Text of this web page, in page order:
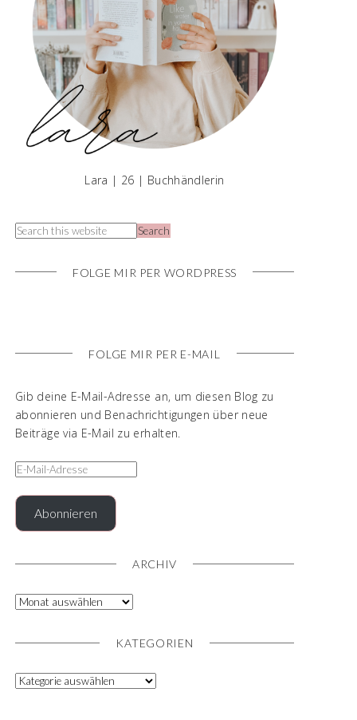
Lara | 26 | Buchhändlerin
FOLGE MIR PER WORDPRESS
FOLGE MIR PER E-MAIL
Gib deine E-Mail-Adresse an, um diesen Blog zu
abonnieren und Benachrichtigungen über neue
Beiträge via E-Mail zu erhalten.
Abonnieren
ARCHIV
KATEGORIEN